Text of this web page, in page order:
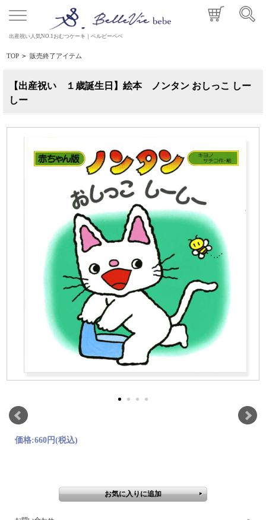
出産祝い人気NO.1おむつケーキ｜ベルビーベベ
TOP > 販売終了アイテム
【出産祝い １歳誕生日】絵本 ノンタン おしっこ しー
しー
価格:660円(税込)